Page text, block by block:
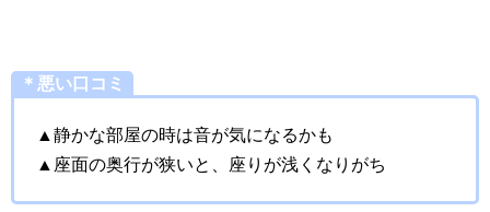
＊悪い口コミ
▲静かな部屋の時は音が気になるかも
▲座面の奥行が狭いと、座りが浅くなりがち